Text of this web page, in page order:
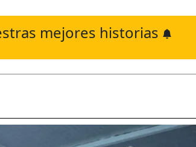
mejores historias